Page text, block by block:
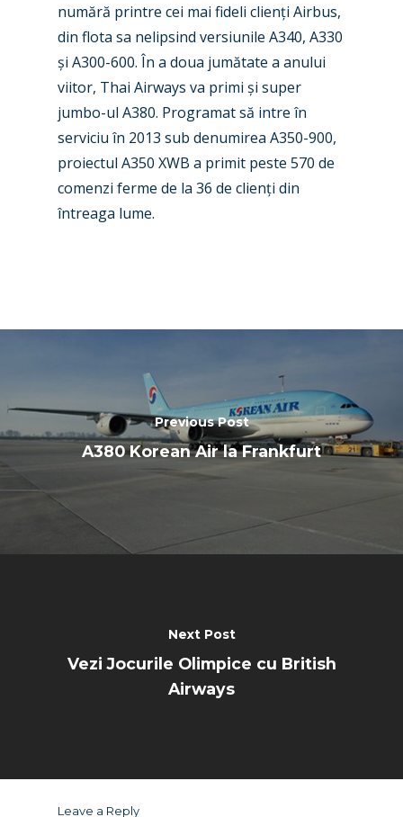
numără printre cei mai fideli clienți Airbus,
din flota sa nelipsind versiunile A340, A330
și A300-600. În a doua jumătate a anului
viitor, Thai Airways va primi și super
jumbo-ul A380. Programat să intre în
serviciu în 2013 sub denumirea A350-900,
proiectul A350 XWB a primit peste 570 de
comenzi ferme de la 36 de clienți din
întreaga lume.
Previous Post
A380 Korean Air la Frankfurt
Next Post
Vezi Jocurile Olimpice cu British
Airways
Leave a Reply
Dubai 2025
Paris 2025
Farnborough 2024
Paris 2023
Farnborough 2022
Business Jets
Military
Trip Reports
Marketplace
Jobs